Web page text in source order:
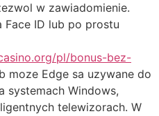
w zawiadomienie.
ID lub po prostu
pl/bonus-bez-
moze Edge sa uzywane do
systemach Windows,
telewizorach. W